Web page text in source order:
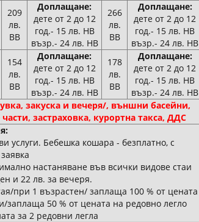
209
лв.
BB
Доплащане:
дете от 2 до 12
год.- 15 лв. HB
възр.- 24 лв. HB
266
лв.
BB
Доплащане:
дете от 2 до 12
год.- 15 лв. HB
възр.- 24 лв. HB
154
лв.
BB
Доплащане:
дете от 2 до 12
год.- 15 лв. HB
възр.- 24 лв. HB
178
лв.
BB
Доплащане:
дете от 2 до 12
год.- 15 лв. HB
възр.- 24 лв. HB
закуска и вечеря/, външни басейни,
застраховка, курортна такса, ДДС
услуги. Бебешка кошара - безплатно, с
настаняване във всички видове стаи
и 22 лв. за вечеря.
при 1 възрастен/ заплаща 100 % от цената
заплаща 50 % от цената на редовно легло
за 2 редовни легла